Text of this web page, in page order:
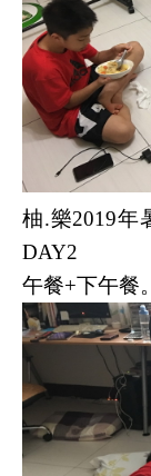
柚.樂2019年
DAY2
午餐+下午餐。